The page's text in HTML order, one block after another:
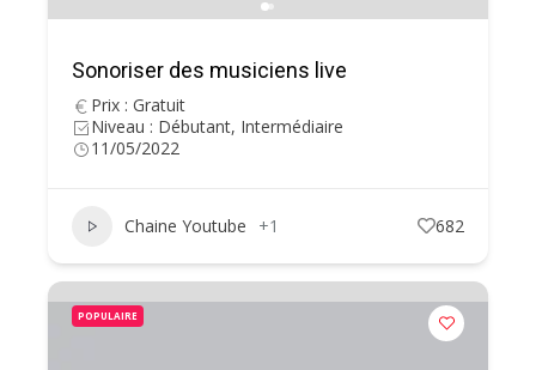
Sonoriser des musiciens live
Prix : Gratuit
Niveau : Débutant, Intermédiaire
11/05/2022
Chaine Youtube +1 682
POPULAIRE